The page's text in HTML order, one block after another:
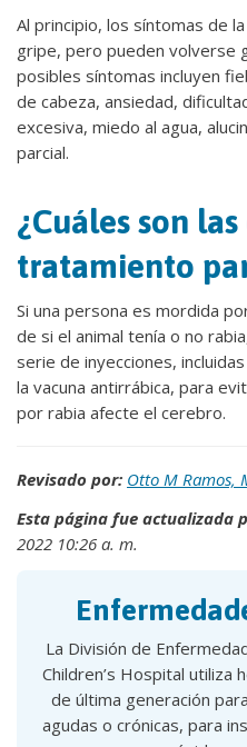
Al principio, los síntomas de
gripe, pero pueden volverse
posibles síntomas incluyen
de cabeza, ansiedad,
excesiva, miedo al agua,
parcial.
¿Cuáles son
tratamiento
Si una persona es mordida
de si el animal tenía o no
serie de inyecciones,
la vacuna antirrábica, para
por rabia afecte el cerebro.
Revisado por: Otto M Ramos,
Esta página fue actualizada
2022 10:26 a. m.
La División de
Children’s Hospital utiliza
de última generación
agudas o crónicas, para